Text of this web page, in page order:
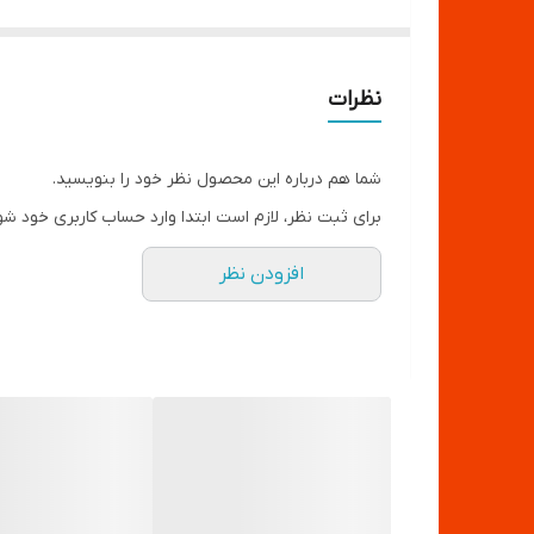
نظرات
شما هم درباره این محصول نظر خود را بنویسید.
برای ثبت نظر، لازم است ابتدا وارد حساب کاربری خود
افزودن نظر